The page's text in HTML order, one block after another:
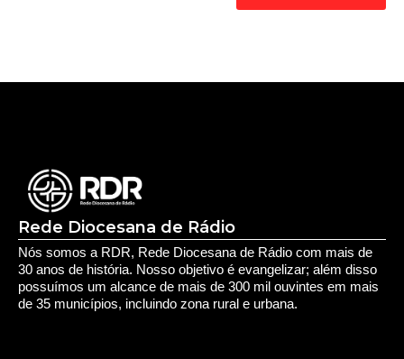
Rede Diocesana de Rádio
Nós somos a RDR, Rede Diocesana de Rádio com mais de
30 anos de história. Nosso objetivo é evangelizar; além disso
possuímos um alcance de mais de 300 mil ouvintes em mais
de 35 municípios, incluindo zona rural e urbana.